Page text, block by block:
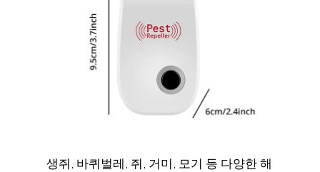
생쥐, 바퀴벌레, 쥐, 거미, 모기 등 다양한 해